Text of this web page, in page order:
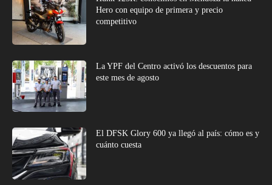
Hero con equipo de primera y precio
competitivo
La YPF del Centro activó los descuentos para
este mes de agosto
El DFSK Glory 600 ya llegó al país: cómo es y
cuánto cuesta